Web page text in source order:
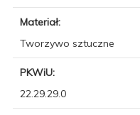
Materiał:
Tworzywo sztuczne
PKWiU:
22.29.29.0